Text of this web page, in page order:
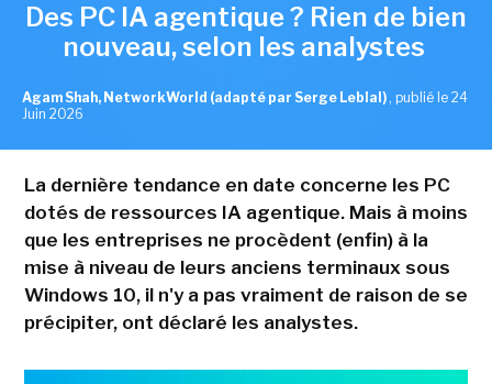
Des PC IA agentique ? Rien de bien
nouveau, selon les analystes
Agam Shah, NetworkWorld (adapté par Serge Leblal) , publié le 24
Juin 2026
La dernière tendance en date concerne les PC
dotés de ressources IA agentique. Mais à moins
que les entreprises ne procèdent (enfin) à la
mise à niveau de leurs anciens terminaux sous
Windows 10, il n'y a pas vraiment de raison de se
précipiter, ont déclaré les analystes.